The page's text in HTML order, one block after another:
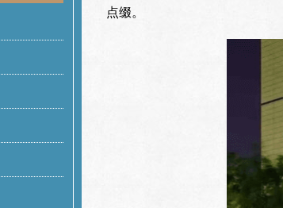
点缀。